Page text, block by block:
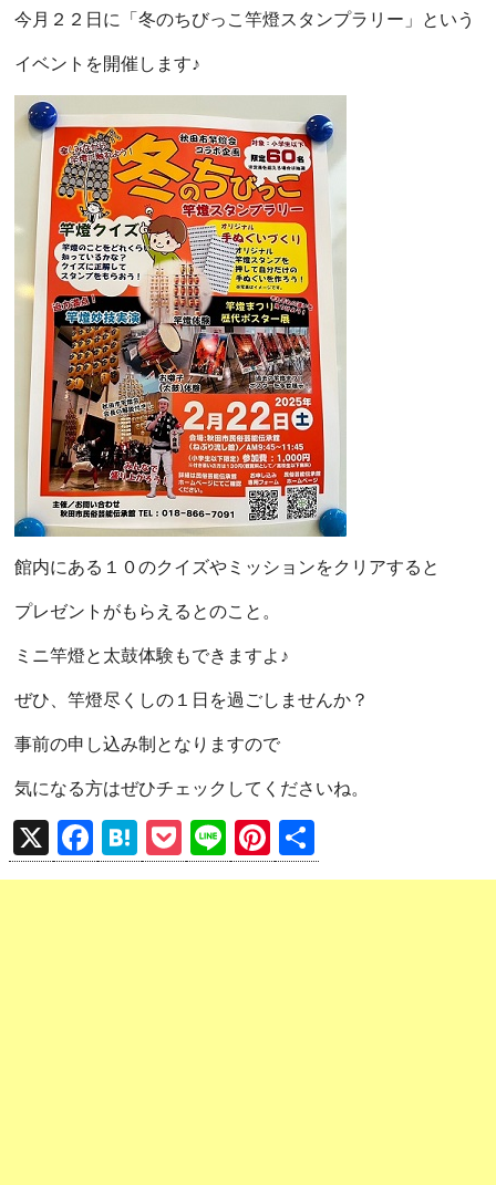
今月２２日に「冬のちびっこ竿燈スタンプラリー」という
イベントを開催します♪
館内にある１０のクイズやミッションをクリアすると
プレゼントがもらえるとのこと。
ミニ竿燈と太鼓体験もできますよ♪
ぜひ、竿燈尽くしの１日を過ごしませんか？
事前の申し込み制となりますので
気になる方はぜひチェックしてくださいね。
X
F
a
H
at
P
o
Li
n
Pi
nt 有